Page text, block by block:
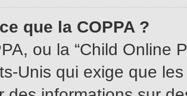
que la COPPA ?
ou la “Child Online
Unis qui exige que